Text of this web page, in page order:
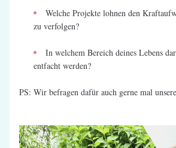
Welche Projekte lohnen den
zu verfolgen?
In welchem Bereich deines Lebens
entfacht werden?
PS: Wir befragen dafür auch gerne mal